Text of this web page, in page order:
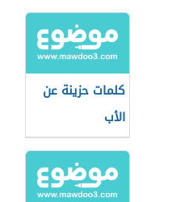
كلمات حزينة عن
الأب